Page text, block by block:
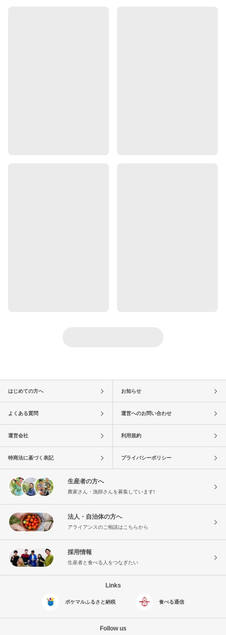
はじめての方へ お知らせ
よくある質問 運営へのお問い合わせ
運営会社 利用規約
特商法に基づく表記 プライバシーポリシー
生産者の方へ
農家さん・漁師さんを募集しています!
法人・自治体の方へ
アライアンスのご相談はこちらから
採用情報
生産者と食べる人をつなぎたい
Links
ポケマルふるさと納税 食べる通信
Follow us